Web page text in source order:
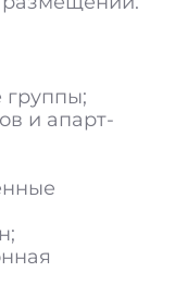
группы;
и апарт-